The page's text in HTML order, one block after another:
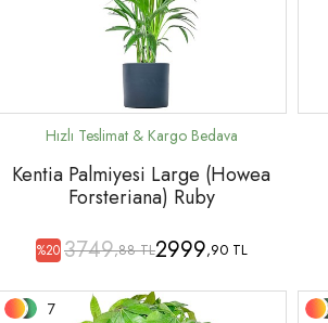
Kentia Palmiyesi Large (Howea
Forsteriana) Ruby
%20 3749,88 TL2999,90 TL
7